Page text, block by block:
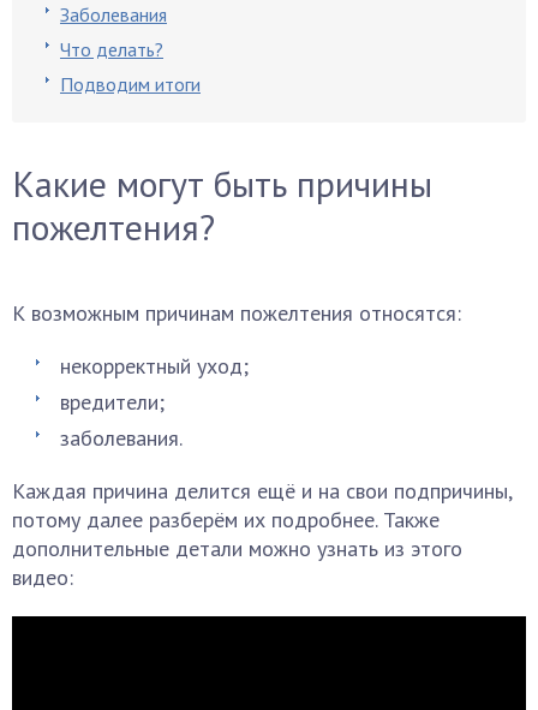
Заболевания
Что делать?
Подводим итоги
Какие могут быть причины
пожелтения?
К возможным причинам пожелтения относятся:
некорректный уход;
вредители;
заболевания.
Каждая причина делится ещё и на свои подпричины,
потому далее разберём их подробнее. Также
дополнительные детали можно узнать из этого
видео: